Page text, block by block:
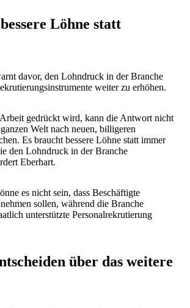
Löhne statt
davor, den Lohndruck in der Branche
weiter zu erhöhen.
gedrückt wird, kann die Antwort nicht
Welt nach neuen, billigeren
Es braucht bessere Löhne statt immer
den Lohndruck in der Branche
Eberhart.
es nicht sein, dass Beschäftigte
sollen, während die Branche
unterstützte Personalrekrutierung
über das weitere